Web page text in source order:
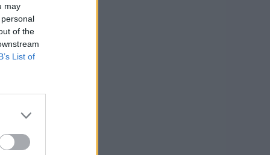
may
of the
List of